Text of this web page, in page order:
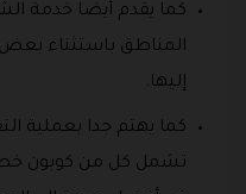
كما يقدم أيضا خدمة
المناطق باستثناء
إليها.
كما يهتم جدا بعملية
تشمل كل من كوبون